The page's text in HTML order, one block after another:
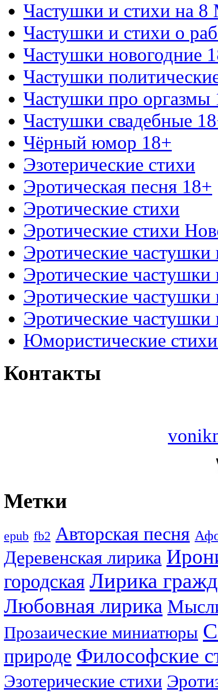
Частушки и стихи на 8
Частушки и стихи о
Частушки новогодние
Частушки
Частушки про оргазмы
Частушки свадебные
Чёрный юмор 18+
Эзотерические стихи
Эротическая песня 18+
Эротические стихи
Эротические стихи
Эротические
Эротические
Эротические
Эротические
Юмористические
Контакты
Метки
epub fb2 Авторская песня
Деревенская лирика
городская Лирика
Любовная лирика
Прозаические миниатюры
природе Философские
Эзотерические стихи